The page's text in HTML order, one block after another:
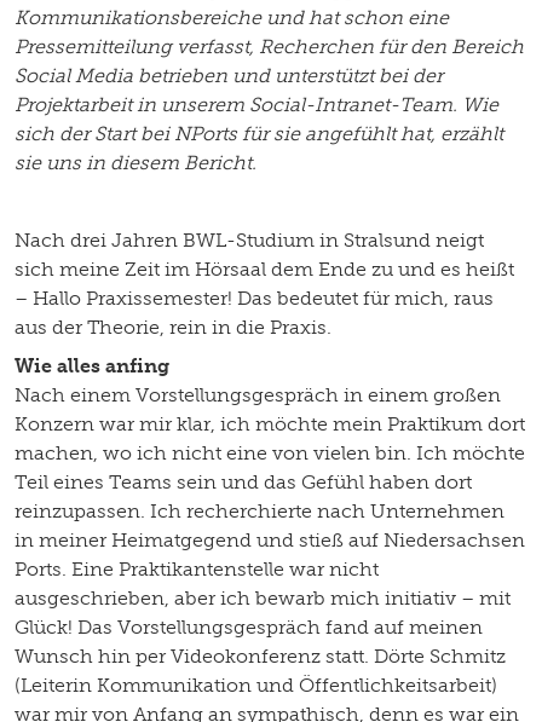
Kommunikationsbereiche und hat schon eine
Pressemitteilung verfasst, Recherchen für den Bereich
Social Media betrieben und unterstützt bei der
Projektarbeit in unserem Social-Intranet-Team. Wie
sich der Start bei NPorts für sie angefühlt hat, erzählt
sie uns in diesem Bericht.
Nach drei Jahren BWL-Studium in Stralsund neigt
sich meine Zeit im Hörsaal dem Ende zu und es heißt
– Hallo Praxissemester! Das bedeutet für mich, raus
aus der Theorie, rein in die Praxis.
Wie alles anfing
Nach einem Vorstellungsgespräch in einem großen
Konzern war mir klar, ich möchte mein Praktikum dort
machen, wo ich nicht eine von vielen bin. Ich möchte
Teil eines Teams sein und das Gefühl haben dort
reinzupassen. Ich recherchierte nach Unternehmen
in meiner Heimatgegend und stieß auf Niedersachsen
Ports. Eine Praktikantenstelle war nicht
ausgeschrieben, aber ich bewarb mich initiativ – mit
Glück! Das Vorstellungsgespräch fand auf meinen
Wunsch hin per Videokonferenz statt. Dörte Schmitz
(Leiterin Kommunikation und Öffentlichkeitsarbeit)
war mir von Anfang an sympathisch, denn es war ein